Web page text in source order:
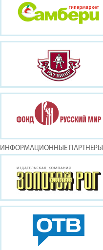
ИНФОРМАЦИОННЫЕ ПАРТНЕРЫ